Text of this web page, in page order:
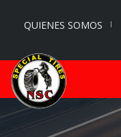
QUIENES SOMOS